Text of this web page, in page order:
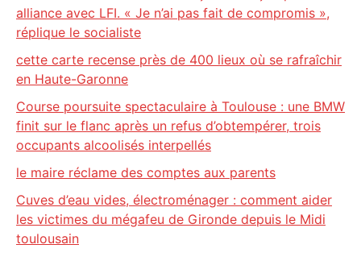
alliance avec LFI. « Je n’ai pas fait de compromis »,
réplique le socialiste
cette carte recense près de 400 lieux où se rafraîchir
en Haute-Garonne
Course poursuite spectaculaire à Toulouse : une BMW
finit sur le flanc après un refus d’obtempérer, trois
occupants alcoolisés interpellés
le maire réclame des comptes aux parents
Cuves d’eau vides, électroménager : comment aider
les victimes du mégafeu de Gironde depuis le Midi
toulousain